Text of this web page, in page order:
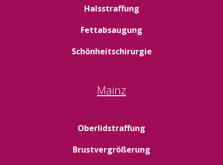
Halsstraffung
Fettabsaugung
Schönheitschirurgie
Mainz
Oberlidstraffung
Brustvergrößerung